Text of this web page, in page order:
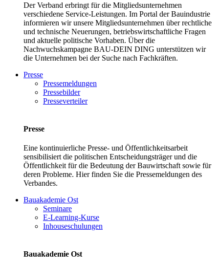
Der Verband erbringt für die Mitgliedsunternehmen
verschiedene Service-Leistungen. Im Portal der Bauindustrie
informieren wir unsere Mitgliedsunternehmen über rechtliche
und technische Neuerungen, betriebswirtschaftliche Fragen
und aktuelle politische Vorhaben. Über die
Nachwuchskampagne BAU-DEIN DING unterstützen wir
die Unternehmen bei der Suche nach Fachkräften.
Presse
Pressemeldungen
Pressebilder
Presseverteiler
Presse
Eine kontinuierliche Presse- und Öffentlichkeitsarbeit
sensibilisiert die politischen Entscheidungsträger und die
Öffentlichkeit für die Bedeutung der Bauwirtschaft sowie für
deren Probleme. Hier finden Sie die Pressemeldungen des
Verbandes.
Bauakademie Ost
Seminare
E-Learning-Kurse
Inhouseschulungen
Bauakademie Ost